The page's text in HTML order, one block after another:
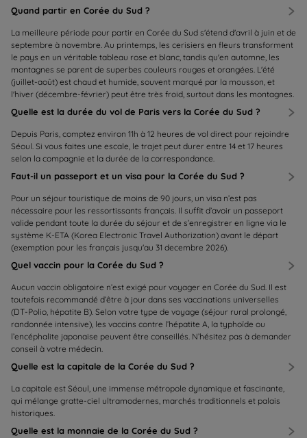
Quand partir en Corée du Sud ?
La meilleure période pour partir en Corée du Sud s'étend d'avril à juin et de
septembre à novembre. Au printemps, les cerisiers en fleurs transforment
le pays en un véritable tableau rose et blanc, tandis qu'en automne, les
montagnes se parent de superbes couleurs rouges et orangées. L'été
(juillet-août) est chaud et humide, souvent marqué par la mousson, et
l'hiver (décembre-février) peut être très froid, surtout dans les montagnes.
Quelle est la durée du vol de Paris vers la Corée du Sud ?
Depuis Paris, comptez environ 11h à 12 heures de vol direct pour rejoindre
Séoul. Si vous faites une escale, le trajet peut durer entre 14 et 17 heures
selon la compagnie et la durée de la correspondance.
Faut-il un passeport et un visa pour la Corée du Sud ?
Pour un séjour touristique de moins de 90 jours, un visa n’est pas
nécessaire pour les ressortissants français. Il suffit d’avoir un passeport
valide pendant toute la durée du séjour et de s’enregistrer en ligne via le
système K-ETA (Korea Electronic Travel Authorization) avant le départ
(exemption pour les français jusqu'au 31 decembre 2026).
Quel vaccin pour la Corée du Sud ?
Aucun vaccin obligatoire n’est exigé pour voyager en Corée du Sud. Il est
toutefois recommandé d’être à jour dans ses vaccinations universelles
(DT-Polio, hépatite B). Selon votre type de voyage (séjour rural prolongé,
randonnée intensive), les vaccins contre l’hépatite A, la typhoïde ou
l’encéphalite japonaise peuvent être conseillés. N’hésitez pas à demander
conseil à votre médecin.
Quelle est la capitale de la Corée du Sud ?
La capitale est Séoul, une immense métropole dynamique et fascinante,
qui mélange gratte-ciel ultramodernes, marchés traditionnels et palais
historiques.
Quelle est la monnaie de la Corée du Sud ?